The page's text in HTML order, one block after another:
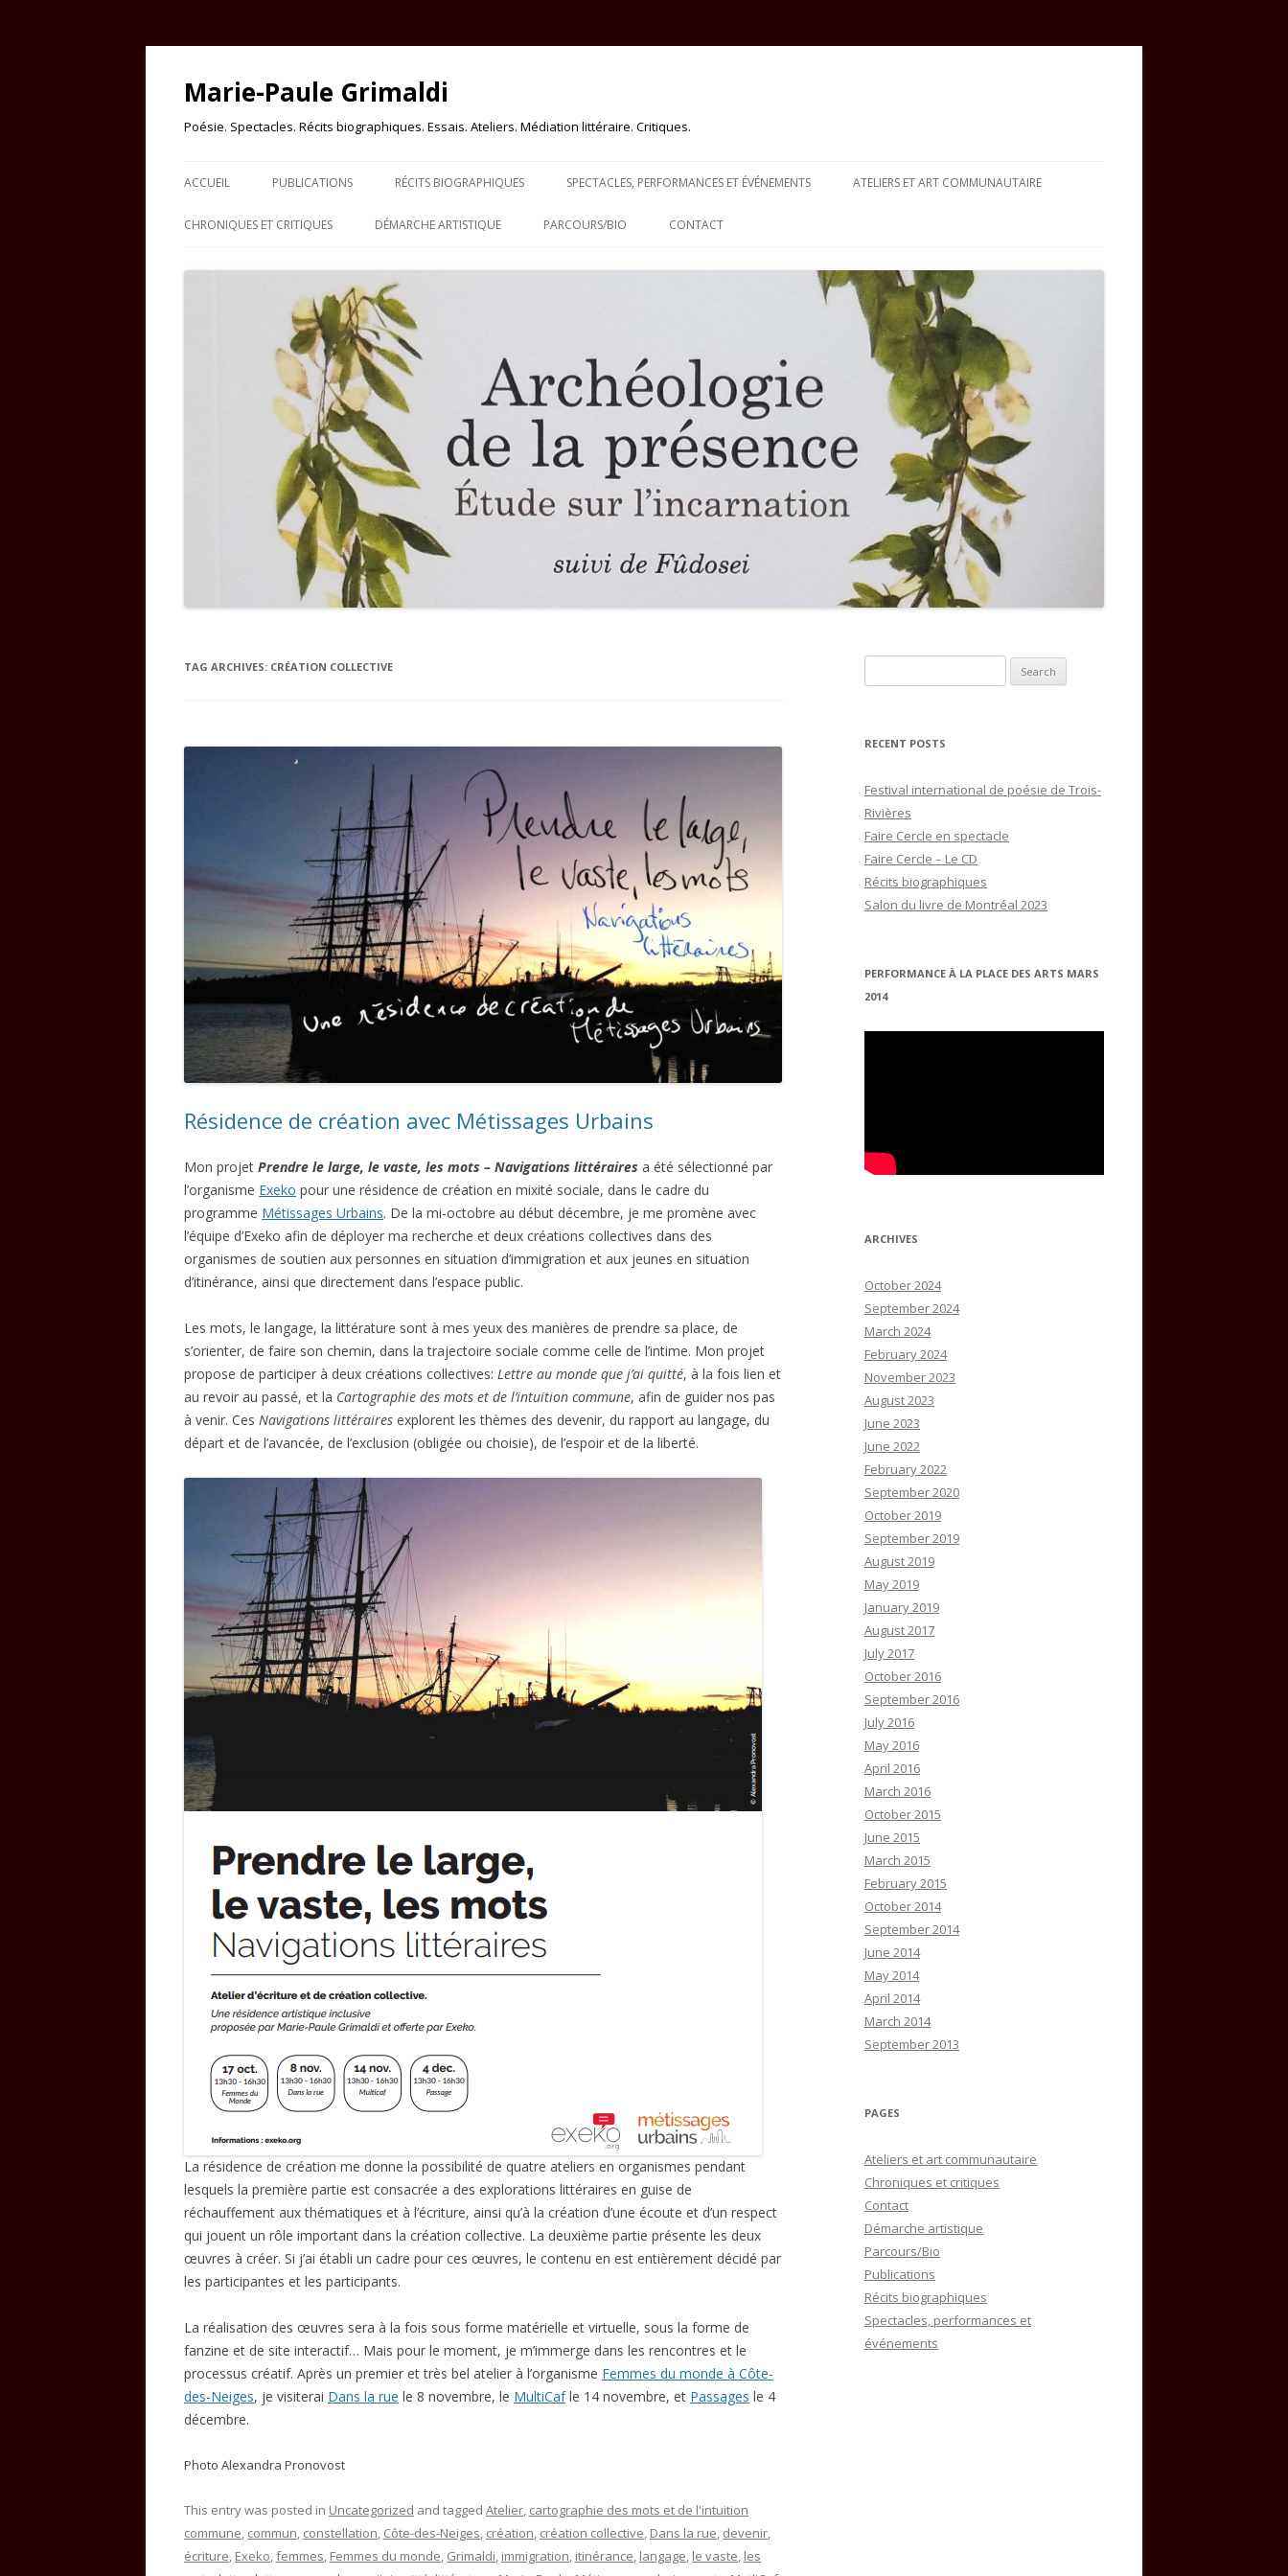
Marie-Paule Grimaldi
Poésie. Spectacles. Récits biographiques. Essais. Ateliers. Médiation littéraire. Critiques.
ACCUEIL PUBLICATIONS RÉCITS BIOGRAPHIQUES SPECTACLES, PERFORMANCES ET ÉVÉNEMENTS ATELIERS ET ART COMMUNAUTAIRE
CHRONIQUES ET CRITIQUES DÉMARCHE ARTISTIQUE PARCOURS/BIO CONTACT
TAG ARCHIVES: CRÉATION COLLECTIVE
Résidence de création avec Métissages Urbains
Mon projet Prendre le large, le vaste, les mots – Navigations littéraires a été sélectionné par
l’organisme Exeko pour une résidence de création en mixité sociale, dans le cadre du
programme Métissages Urbains. De la mi-octobre au début décembre, je me promène avec
l’équipe d’Exeko afin de déployer ma recherche et deux créations collectives dans des
organismes de soutien aux personnes en situation d’immigration et aux jeunes en situation
d’itinérance, ainsi que directement dans l’espace public.
Les mots, le langage, la littérature sont à mes yeux des manières de prendre sa place, de
s’orienter, de faire son chemin, dans la trajectoire sociale comme celle de l’intime. Mon projet
propose de participer à deux créations collectives: Lettre au monde que j’ai quitté, à la fois lien et
au revoir au passé, et la Cartographie des mots et de l’intuition commune, afin de guider nos pas
à venir. Ces Navigations littéraires explorent les thèmes des devenir, du rapport au langage, du
départ et de l’avancée, de l’exclusion (obligée ou choisie), de l’espoir et de la liberté.
La résidence de création me donne la possibilité de quatre ateliers en organismes pendant
lesquels la première partie est consacrée a des explorations littéraires en guise de
réchauffement aux thématiques et à l’écriture, ainsi qu’à la création d’une écoute et d’un respect
qui jouent un rôle important dans la création collective. La deuxième partie présente les deux
œuvres à créer. Si j’ai établi un cadre pour ces œuvres, le contenu en est entièrement décidé par
les participantes et les participants.
La réalisation des œuvres sera à la fois sous forme matérielle et virtuelle, sous la forme de
fanzine et de site interactif… Mais pour le moment, je m’immerge dans les rencontres et le
processus créatif. Après un premier et très bel atelier à l’organisme Femmes du monde à Côte-
des-Neiges, je visiterai Dans la rue le 8 novembre, le MultiCafle 14 novembre, et Passages le 4
décembre.
Photo Alexandra Pronovost
This entry was posted in Uncategorized and tagged Atelier, cartographie des mots et de l'intuition
commune, commun, constellation, Côte-des-Neiges, création, création collective, Dans la rue, devenir,
écriture, Exeko,femmes, Femmes du monde, Grimaldi, immigration, itinérance, langage, le vaste, les
for:
RECENT POSTS
Festival international de poésie de Trois-
Rivières
Faire Cercle en spectacle
Faire Cercle – Le CD
Récits biographiques
Salon du livre de Montréal 2023
PERFORMANCE À LA PLACE DES ARTS MARS
2014
ARCHIVES
October 2024
September 2024
March 2024
February 2024
November 2023
August 2023
June 2023
June 2022
February 2022
September 2020
October 2019
September 2019
August 2019
May 2019
January 2019
August 2017
July 2017
October 2016
September 2016
July 2016
May 2016
April 2016
March 2016
October 2015
June 2015
March 2015
February 2015
October 2014
September 2014
June 2014
May 2014
April 2014
March 2014
September 2013
PAGES
Ateliers et art communautaire
Chroniques et critiques
Contact
Démarche artistique
Parcours/Bio
Publications
Récits biographiques
Spectacles, performances et
événements